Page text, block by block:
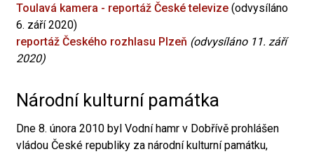
Toulavá kamera - reportáž České televize (odvysíláno
6. září 2020)
reportáž Českého rozhlasu Plzeň (odvysíláno 11. září
2020)
Národní kulturní památka
Dne 8. února 2010 byl Vodní hamr v Dobřívě prohlášen
vládou České republiky za národní kulturní památku,